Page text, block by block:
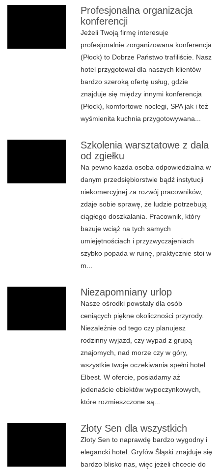
Profesjonalna organizacja
konferencji
Jeżeli Twoją firmę interesuje
profesjonalnie zorganizowana konferencja
(Płock) to Dobrze Państwo trafiliście. Nasz
hotel przygotował dla naszych klientów
bardzo szeroką ofertę usług, gdzie
znajduje się między innymi konferencja
(Płock), komfortowe noclegi, SPA jak i też
wyśmienita kuchnia przygotowywana...
Szkolenia warsztatowe z dala
od zgiełku
Na pewno każda osoba odpowiedzialna w
danym przedsiębiorstwie bądź instytucji
niekomercyjnej za rozwój pracowników,
zdaje sobie sprawę, że ludzie potrzebują
ciągłego doszkalania. Pracownik, który
bazuje wciąż na tych samych
umiejętnościach i przyzwyczajeniach
szybko popada w ruinę, praktycznie stoi w
m...
Niezapomniany urlop
Nasze ośrodki powstały dla osób
ceniących piękne okoliczności przyrody.
Niezależnie od tego czy planujesz
rodzinny wyjazd, czy wypad z grupą
znajomych, nad morze czy w góry,
wszystkie twoje oczekiwania spełni hotel
Elbest. W ofercie, posiadamy aż
jedenaście obiektów wypoczynkowych,
które rozmieszczone są...
Złoty Sen dla wszystkich
Złoty Sen to naprawdę bardzo wygodny i
elegancki hotel. Gryfów Śląski znajduje się
bardzo blisko nas, więc jeżeli chcecie do